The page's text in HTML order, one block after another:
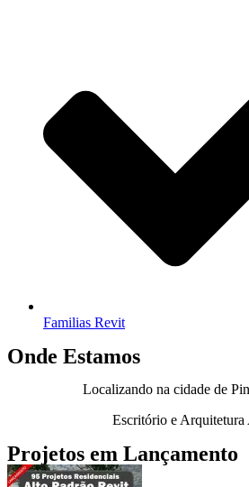
Familias Revit
Onde Estamos
Localizando na cidade de
Escritório e Arquitetura
Projetos em Lançamento